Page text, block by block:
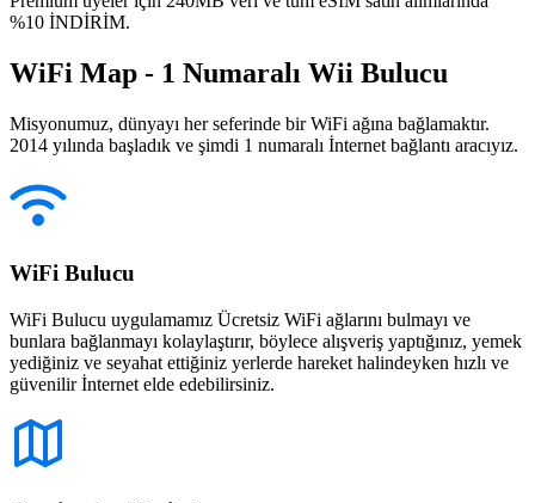
%10 İNDİRİM.
WiFi Map - 1 Numaralı Wii Bulucu
Misyonumuz, dünyayı her seferinde bir WiFi ağına bağlamaktır.
2014 yılında başladık ve şimdi 1 numaralı İnternet bağlantı aracıyız.
WiFi Bulucu
WiFi Bulucu uygulamamız Ücretsiz WiFi ağlarını bulmayı ve
bunlara bağlanmayı kolaylaştırır, böylece alışveriş yaptığınız, yemek
yediğiniz ve seyahat ettiğiniz yerlerde hareket halindeyken hızlı ve
güvenilir İnternet elde edebilirsiniz.